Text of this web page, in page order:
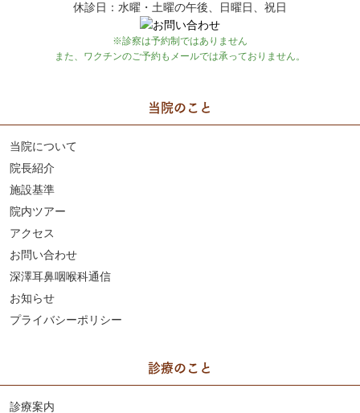
休診日：水曜・土曜の午後、日曜日、祝日
※診察は予約制ではありません
また、ワクチンのご予約もメールでは承っておりません。
当院のこと
当院について
院長紹介
施設基準
院内ツアー
アクセス
お問い合わせ
深澤耳鼻咽喉科通信
お知らせ
プライバシーポリシー
診療のこと
診療案内